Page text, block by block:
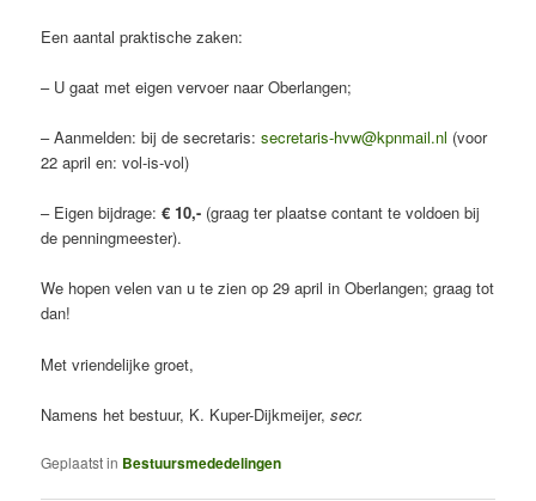
Een aantal praktische zaken:
– U gaat met eigen vervoer naar Oberlangen;
– Aanmelden: bij de secretaris:secretaris-hvw@kpnmail.nl (voor
22 april en: vol-is-vol)
– Eigen bijdrage:€ 10,- (graag ter plaatse contant te voldoen bij
de penningmeester).
We hopen velen van u te zien op 29 april in Oberlangen; graag tot
dan!
Met vriendelijke groet,
Namens het bestuur, K. Kuper-Dijkmeijer,secr.
Geplaatst in Bestuursmededelingen